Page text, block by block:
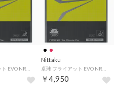
Nittaku
￥4,950